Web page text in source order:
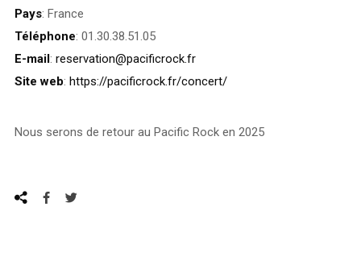
Pays: France
Téléphone: 01.30.38.51.05
E-mail : reservation@pacificrock.fr
Site web: https://pacificrock.fr/concert/
Nous serons de retour au Pacific Rock en 2025